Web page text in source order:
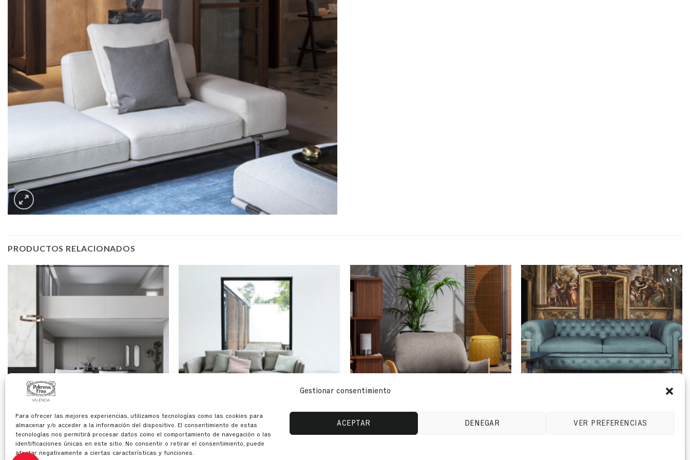
Gestionar consentimiento
Para ofrecer las mejores experiencias, utilizamos tecnologías como las cookies para
almacenar y/o acceder a la información del dispositivo. El consentimiento de estas
tecnologías nos permitirá procesar datos como el comportamiento de navegación o las
identificaciones únicas en este sitio. No consentir o retirar el consentimiento, puede
afectar negativamente a ciertas características y funciones.
ACEPTAR DENEGAR VER PREFERENCIAS
PRODUCTOS RELACIONADOS
SILLONES Y SOFÁS
COME TOGETHER | SOFÁ
SILLONES Y SOFÁS
BRETAGME | SOFÁ
SILLONES Y SOFÁS